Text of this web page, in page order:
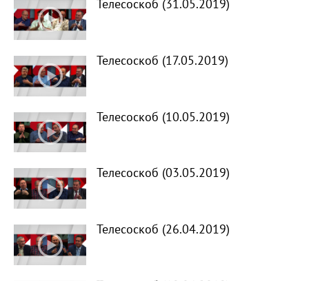
Телесоскоб (31.05.2019)
Телесоскоб (17.05.2019)
Телесоскоб (10.05.2019)
Телесоскоб (03.05.2019)
Телесоскоб (26.04.2019)